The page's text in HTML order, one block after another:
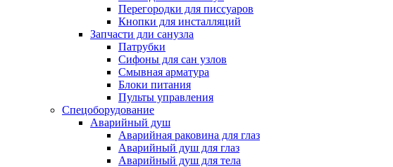
Перегородки для писсуаров
Кнопки для инсталляций
Запчасти дли санузла
Патрубки
Сифоны для сан узлов
Смывная арматура
Блоки питания
Пульты управления
Спецоборудование
Аварийный душ
Аварийная раковина для глаз
Аварийный душ для глаз
Аварийный душ для тела